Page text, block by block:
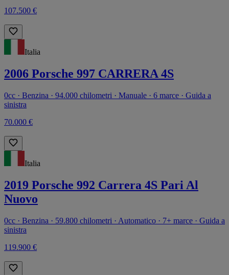
107.500 €
Italia
2006 Porsche 997 CARRERA 4S
0cc · Benzina · 94.000 chilometri · Manuale · 6 marce · Guida a
sinistra
70.000 €
Italia
2019 Porsche 992 Carrera 4S Pari Al
Nuovo
0cc · Benzina · 59.800 chilometri · Automatico · 7+ marce · Guida a
sinistra
119.900 €